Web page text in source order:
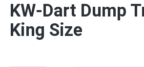
KW-Dart Dump
King Size